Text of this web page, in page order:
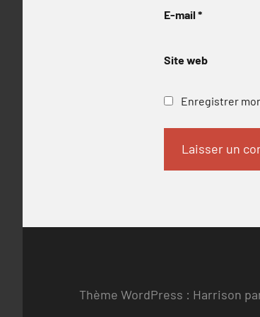
E-mail *
Site web
Enregistrer
Thème WordPress : Harrison